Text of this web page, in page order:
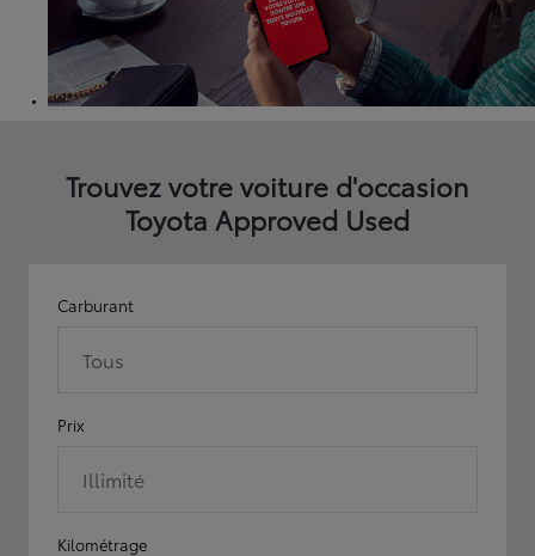
Trouvez votre voiture d'occasion
Toyota Approved Used
Carburant
Tous
Prix
Illimité
Kilométrage